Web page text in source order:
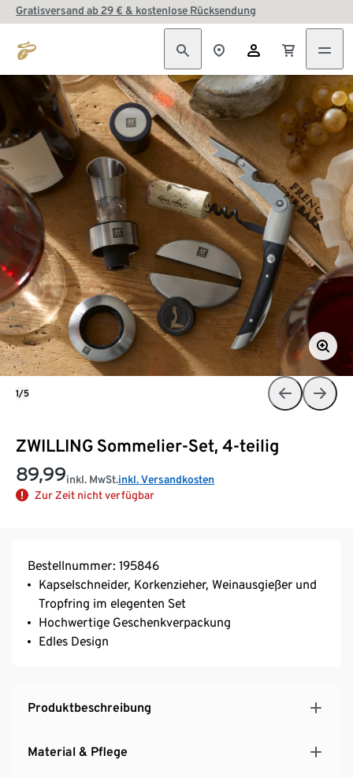
Gratisversand ab 29 € & kostenlose Rücksendung
ZWILLING Sommelier-Set, 4-teilig
89,99inkl. MwSt.inkl. Versandkosten
Zur Zeit nicht verfügbar
1/5
Bestellnummer: 195846
Kapselschneider, Korkenzieher, Weinausgießer und
Tropfring im elegenten Set
Hochwertige Geschenkverpackung
Edles Design
Produktbeschreibung
Material & Pflege